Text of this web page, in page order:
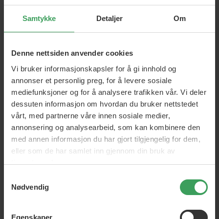
Samtykke Detaljer Om
Denne nettsiden anvender cookies
Vi bruker informasjonskapsler for å gi innhold og
annonser et personlig preg, for å levere sosiale
mediefunksjoner og for å analysere trafikken vår. Vi deler
dessuten informasjon om hvordan du bruker nettstedet
vårt, med partnerne våre innen sosiale medier,
annonsering og analysearbeid, som kan kombinere den
med annen informasjon du har gjort tilgjengelig for dem,
eller som de har samlet inn gjennom din bruk av
tjenestene deres.
Nødvendig
Egenskaper
Kategori: Hårpleie Shampoo og balsam
Sjampo
Brands:
Hair Doctor
Egenskaper:
Volume Silikonefri Beskyttende
OM PRODUKTET
Sjampo, på en måte du aldri har prøvd før.
Deilig kremet sjampomousse som renser skånsomt og
skånsomt, samtidig som den booster håret med pleie,
Inneholder et verdifullt aktivstoffkompleks av inca inchi-
olje som er rik på omega 3, omega 6 og omega 9 fettsyrer,
silkeproteiner og panthenol - alt dette utfolder seg i en
innovativ skummende teknologi. Denne teknologien gir